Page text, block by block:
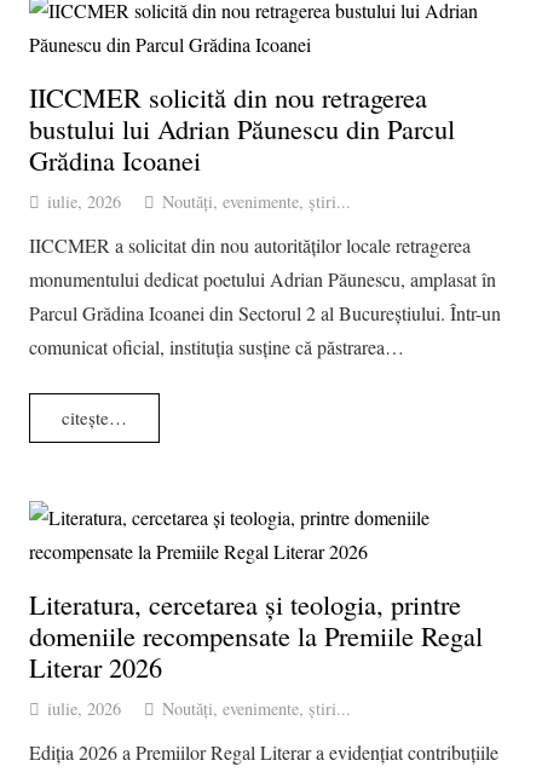
IICCMER solicită din nou retragerea
bustului lui Adrian Păunescu din Parcul
Grădina Icoanei
iulie, 2026 Noutăți, evenimente, știri...
IICCMER a solicitat din nou autorităților locale retragerea
monumentului dedicat poetului Adrian Păunescu, amplasat în
Parcul Grădina Icoanei din Sectorul 2 al Bucureștiului. Într-un
comunicat oficial, instituția susține că păstrarea…
citește…
Literatura, cercetarea și teologia, printre
domeniile recompensate la Premiile Regal
Literar 2026
iulie, 2026 Noutăți, evenimente, știri...
Ediția 2026 a Premiilor Regal Literar a evidențiat contribuțiile